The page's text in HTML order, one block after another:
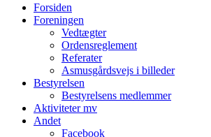
Forsiden
Foreningen
Vedtægter
Ordensreglement
Referater
Asmusgårdsvejs i billeder
Bestyrelsen
Bestyrelsens medlemmer
Aktiviteter mv
Andet
Facebook